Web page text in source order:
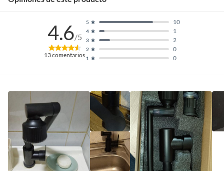
4.6/5
13comentarios 1 0
2 0
3 2
4 1
5 10